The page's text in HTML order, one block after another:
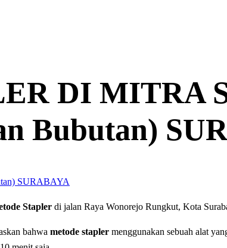
DI MITRA
Bubutan)
SURABAYA
Stapler di jalan Raya Wonorejo Rungkut, Kota
bahwa metode stapler menggunakan sebuah alat